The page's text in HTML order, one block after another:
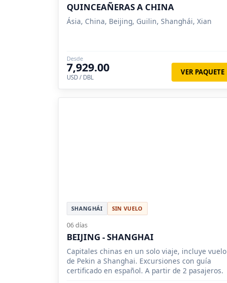
QUINCEAÑERAS A CHINA
Ásia, China, Beijing, Guilin, Shanghái, Xian
Desde
7,929.00
USD / DBL
VER PAQUETE
SHANGHÁI SIN VUELO
06 días
BEIJING - SHANGHAI
Capitales chinas en un solo viaje, incluye vuelo
de Pekin a Shanghai. Excursiones con guía
certificado en español. A partir de 2 pasajeros.